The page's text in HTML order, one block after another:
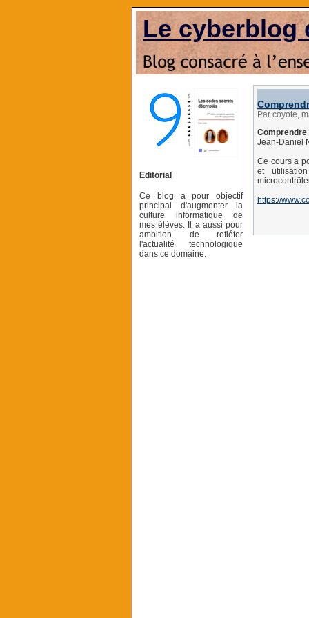
Le cyberblog
Editorial
Ce blog a pour objectif
principal d'augmenter la
culture informatique de
mes élèves. Il a aussi pour
ambition de refléter
l'actualité technologique
dans ce domaine.
Par coyote,
Jean-Daniel
Ce cours a
et
https://